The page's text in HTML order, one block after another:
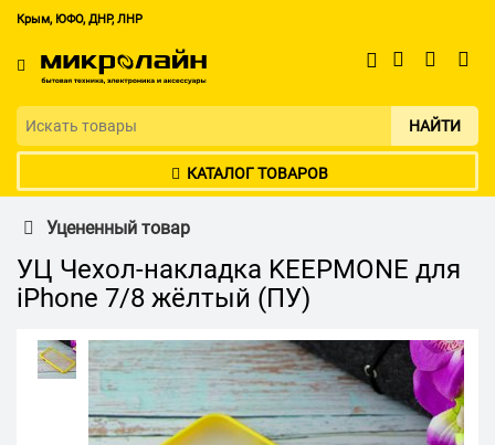
Крым, ЮФО, ДНР, ЛНР
НАЙТИ
КАТАЛОГ ТОВАРОВ
Уцененный товар
УЦ Чехол-накладка KEEPMONE для
iPhone 7/8 жёлтый (ПУ)